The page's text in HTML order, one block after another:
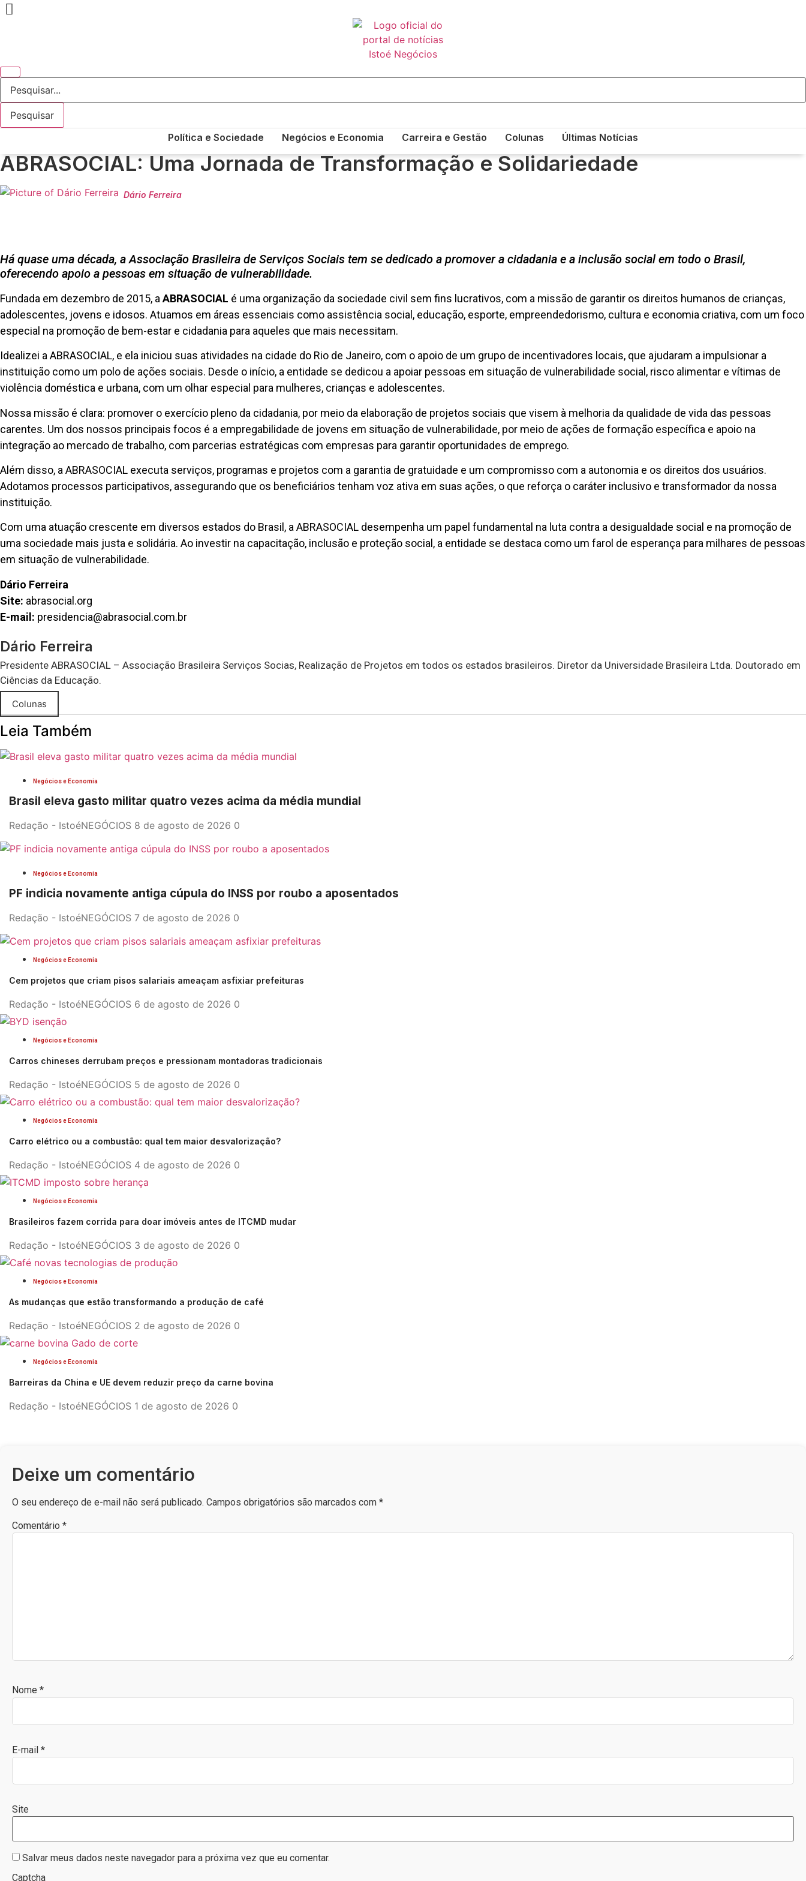
Enter Keyword
Search
for:
Pesquisar
Política e Sociedade
Negócios e Economia Carreira e Gestão Colunas Últimas Notícias
ABRASOCIAL: Uma Jornada de Transformação e Solidariedade
Dário Ferreira
Há quase uma década, a Associação Brasileira de Serviços Sociais tem se dedicado a promover a cidadania e a inclusão social em todo o Brasil,
oferecendo apoio a pessoas em situação de vulnerabilidade.
Fundada em dezembro de 2015, a ABRASOCIAL é uma organização da sociedade civil sem fins lucrativos, com a missão de garantir os direitos humanos de crianças,
adolescentes, jovens e idosos. Atuamos em áreas essenciais como assistência social, educação, esporte, empreendedorismo, cultura e economia criativa, com um foco
especial na promoção de bem-estar e cidadania para aqueles que mais necessitam.
Idealizei a ABRASOCIAL, e ela iniciou suas atividades na cidade do Rio de Janeiro, com o apoio de um grupo de incentivadores locais, que ajudaram a impulsionar a
instituição como um polo de ações sociais. Desde o início, a entidade se dedicou a apoiar pessoas em situação de vulnerabilidade social, risco alimentar e vítimas de
violência doméstica e urbana, com um olhar especial para mulheres, crianças e adolescentes.
Nossa missão é clara: promover o exercício pleno da cidadania, por meio da elaboração de projetos sociais que visem à melhoria da qualidade de vida das pessoas
carentes. Um dos nossos principais focos é a empregabilidade de jovens em situação de vulnerabilidade, por meio de ações de formação específica e apoio na
integração ao mercado de trabalho, com parcerias estratégicas com empresas para garantir oportunidades de emprego.
Além disso, a ABRASOCIAL executa serviços, programas e projetos com a garantia de gratuidade e um compromisso com a autonomia e os direitos dos usuários.
Adotamos processos participativos, assegurando que os beneficiários tenham voz ativa em suas ações, o que reforça o caráter inclusivo e transformador da nossa
instituição.
Com uma atuação crescente em diversos estados do Brasil, a ABRASOCIAL desempenha um papel fundamental na luta contra a desigualdade social e na promoção de
uma sociedade mais justa e solidária. Ao investir na capacitação, inclusão e proteção social, a entidade se destaca como um farol de esperança para milhares de pessoas
em situação de vulnerabilidade.
Dário Ferreira
Site: abrasocial.org
E-mail: presidencia@abrasocial.com.br
Dário Ferreira
Presidente ABRASOCIAL – Associação Brasileira Serviços Socias, Realização de Projetos em todos os estados brasileiros. Diretor da Universidade Brasileira Ltda. Doutorado em
Ciências da Educação.
Colunas
Leia Também
Negócios e Economia
Brasil eleva gasto militar quatro vezes acima da média mundial
Redação - IstoéNEGÓCIOS 8 de agosto de 2026 0
Negócios e Economia
PF indicia novamente antiga cúpula do INSS por roubo a aposentados
Redação - IstoéNEGÓCIOS 7 de agosto de 2026 0
Negócios e Economia
Cem projetos que criam pisos salariais ameaçam asfixiar prefeituras
Redação - IstoéNEGÓCIOS 6 de agosto de 2026 0
Negócios e Economia
Carros chineses derrubam preços e pressionam montadoras tradicionais
Redação - IstoéNEGÓCIOS 5 de agosto de 2026 0
Negócios e Economia
Carro elétrico ou a combustão: qual tem maior desvalorização?
Redação - IstoéNEGÓCIOS 4 de agosto de 2026 0
Negócios e Economia
Brasileiros fazem corrida para doar imóveis antes de ITCMD mudar
Redação - IstoéNEGÓCIOS 3 de agosto de 2026 0
Negócios e Economia
As mudanças que estão transformando a produção de café
Redação - IstoéNEGÓCIOS 2 de agosto de 2026 0
Negócios e Economia
Barreiras da China e UE devem reduzir preço da carne bovina
Redação - IstoéNEGÓCIOS 1 de agosto de 2026 0
Deixe um comentário
O seu endereço de e-mail não será publicado. Campos obrigatórios são marcados com *
Comentário *
Nome *
E-mail *
Site
Salvar meus dados neste navegador para a próxima vez que eu comentar.
Captcha